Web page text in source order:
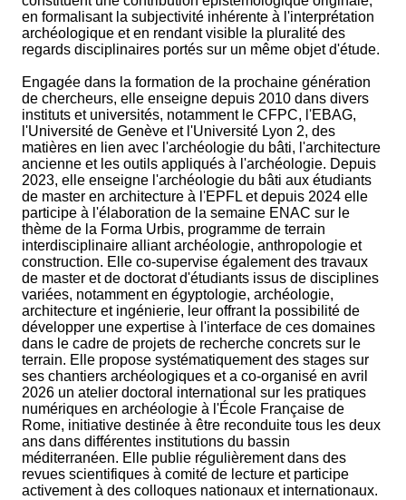
en formalisant la subjectivité inhérente à l'interprétation
archéologique et en rendant visible la pluralité des
regards disciplinaires portés sur un même objet d'étude.
Engagée dans la formation de la prochaine génération
de chercheurs, elle enseigne depuis 2010 dans divers
instituts et universités, notamment le CFPC, l'EBAG,
l'Université de Genève et l'Université Lyon 2, des
matières en lien avec l'archéologie du bâti, l'architecture
ancienne et les outils appliqués à l'archéologie. Depuis
2023, elle enseigne l'archéologie du bâti aux étudiants
de master en architecture à l'EPFL et depuis 2024 elle
participe à l'élaboration de la semaine ENAC sur le
thème de la Forma Urbis, programme de terrain
interdisciplinaire alliant archéologie, anthropologie et
construction. Elle co-supervise également des travaux
de master et de doctorat d'étudiants issus de disciplines
variées, notamment en égyptologie, archéologie,
architecture et ingénierie, leur offrant la possibilité de
développer une expertise à l'interface de ces domaines
dans le cadre de projets de recherche concrets sur le
terrain. Elle propose systématiquement des stages sur
ses chantiers archéologiques et a co-organisé en avril
2026 un atelier doctoral international sur les pratiques
numériques en archéologie à l'École Française de
Rome, initiative destinée à être reconduite tous les deux
ans dans différentes institutions du bassin
méditerranéen. Elle publie régulièrement dans des
revues scientifiques à comité de lecture et participe
activement à des colloques nationaux et internationaux.